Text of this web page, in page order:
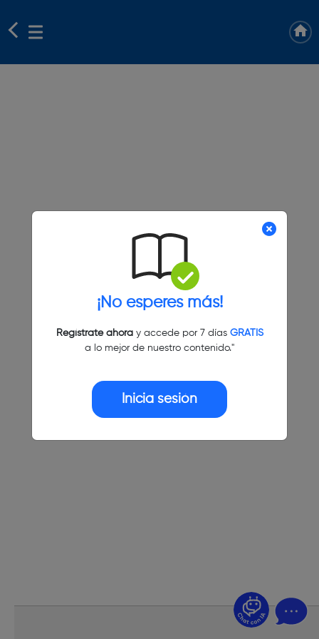
¡No esperes más!
Regístrate ahoray accede por 7 días GRATIS
a lo mejor de nuestro contenido."
Inicia sesión